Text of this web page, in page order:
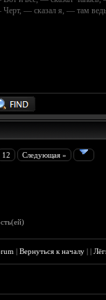
— сказал я, — там
12 Следующая »
|Вернуться к началу ||